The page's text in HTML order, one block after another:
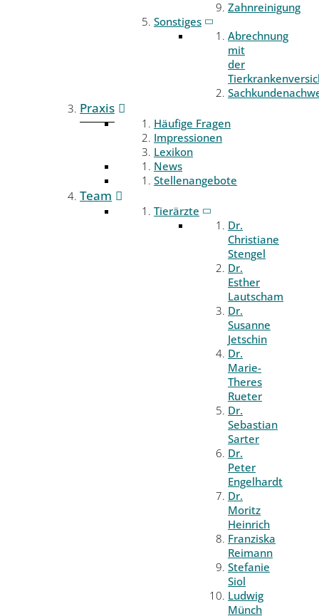
Zahnreinigung
Sonstiges
Abrechnung
mit
der
Praxis
Häufige Fragen
Impressionen
Lexikon
News
Stellenangebote
Team
Tierärzte
Dr.
Christiane
Stengel
Dr.
Esther
Lautscham
Dr.
Susanne
Jetschin
Dr.
Marie-
Theres
Rueter
Dr.
Sebastian
Sarter
Dr.
Peter
Engelhardt
Dr.
Moritz
Heinrich
Franziska
Reimann
Stefanie
Siol
Ludwig
Münch